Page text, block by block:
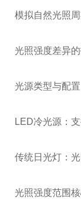
模拟自然光照
光照强度差异
光源类型与配置
LED冷光源：
传统日光灯：
光照强度范围